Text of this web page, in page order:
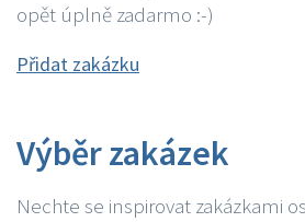
opět úplně zadarmo :-)
Přidat zakázku
Výběr zakázek
Nechte se inspirovat zakázkami